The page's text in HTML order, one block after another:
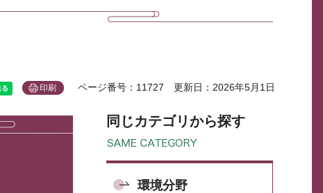
印刷 ページ番号：11727 更新日：2026年5月1日
同じカテゴリから探す
環境分野